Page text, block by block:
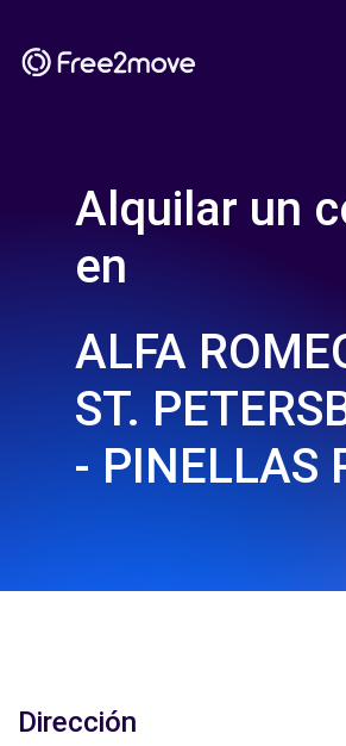
Alquilar un
en
ALFA
ST.
- PINELLAS
Dirección